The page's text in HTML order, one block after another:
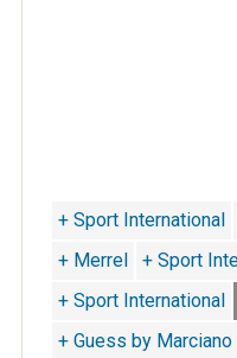
+ Sport International
+ Merrel
+ Sport
+ Sport International
+ Guess by Marciano